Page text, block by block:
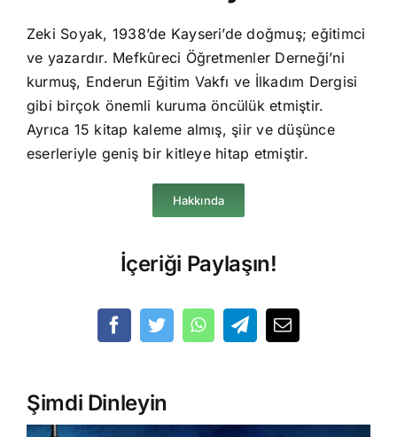
Zeki Soyak, 1938’de Kayseri’de doğmuş; eğitimci
ve yazardır. Mefkûreci Öğretmenler Derneği’ni
kurmuş, Enderun Eğitim Vakfı ve İlkadım Dergisi
gibi birçok önemli kuruma öncülük etmiştir.
Ayrıca 15 kitap kaleme almış, şiir ve düşünce
eserleriyle geniş bir kitleye hitap etmiştir.
Hakkında
İçeriği Paylaşın!
Şimdi Dinleyin